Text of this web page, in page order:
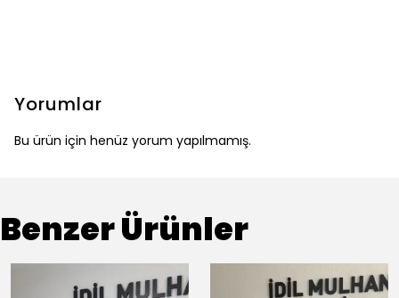
Yorumlar
Bu ürün için henüz yorum yapılmamış.
Benzer Ürünler